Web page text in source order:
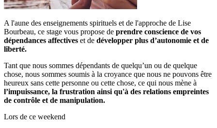
A l'aune des enseignements spirituels et de l'approche de Lise
Bourbeau, ce stage vous propose de prendre conscience de vos
dépendances affectives et de développer plus d’autonomie et de
liberté.
Tant que nous sommes dépendants de quelqu’un ou de quelque
chose, nous sommes soumis à la croyance que nous ne pouvons être
heureux sans cette personne ou cette chose, ce qui nous mène à
l’impuissance, la frustration ainsi qu'à des relations empreintes
de contrôle et de manipulation.
Lors de ce weekend